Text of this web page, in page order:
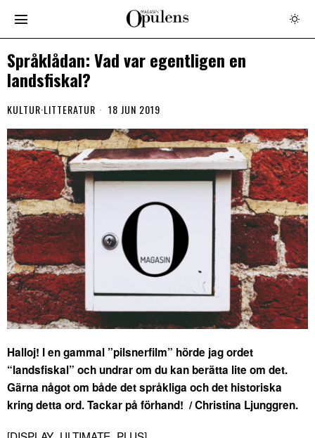
Språklådan: Vad var egentligen en
landsfiskal?
KULTUR·LITTERATUR 18 JUN 2019
Halloj! I en gammal ”pilsnerfilm” hörde jag ordet
“landsfiskal” och undrar om du kan berätta lite om det.
Gärna något om både det språkliga och det historiska
kring detta ord. Tackar på förhand! / Christina Ljunggren.